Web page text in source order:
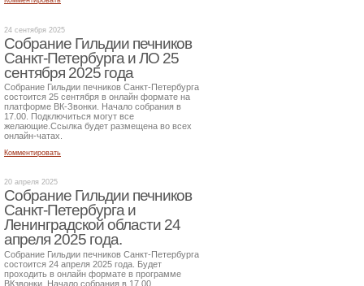
24 сентября 2025
Собрание Гильдии печников
Санкт-Петербурга и ЛО 25
сентября 2025 года
Собрание Гильдии печников Санкт-Петербурга
состоится 25 сентября в онлайн формате на
платформе ВК-Звонки. Начало собрания в
17.00. Подключиться могут все
желающие.Ссылка будет размещена во всех
онлайн-чатах.
Комментировать
20 апреля 2025
Собрание Гильдии печников
Санкт-Петербурга и
Ленинградской области 24
апреля 2025 года.
Собрание Гильдии печников Санкт-Петербурга
состоится 24 апреля 2025 года. Будет
проходить в онлайн формате в программе
ВКзвонки. Начало собрания в 17.00